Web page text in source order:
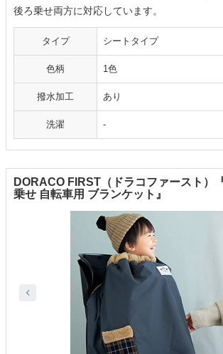
後ろ乗せ両方に対応しています。
タイプ シートタイプ
色柄 1色
撥水加工 あり
洗濯 -
DORACO FIRST（ドラコファースト）
乗せ 自転車用 ブランケット』